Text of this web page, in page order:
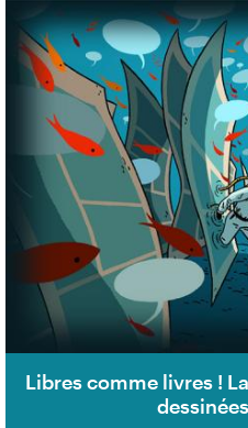
Libres comme livres !